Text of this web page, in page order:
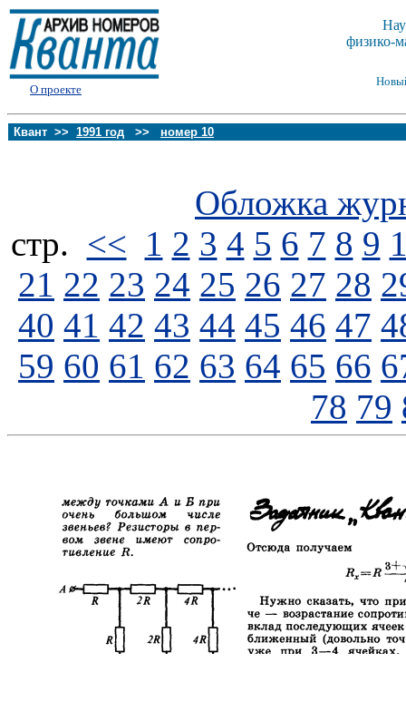
О проекте
физико-
Квант >> 1991 год >> номер 10
Обложка
стp. << 1 2 3 4 5 6 7 8 9
21 22 23 24 25 26 27 28
40 41 42 43 44 45 46 47
59 60 61 62 63 64 65 66
78 79